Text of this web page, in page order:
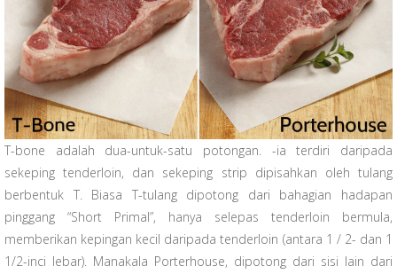
T-bone adalah dua-untuk-satu potongan. -ia terdiri daripada
sekeping tenderloin, dan sekeping strip dipisahkan oleh tulang
berbentuk T. Biasa T-tulang dipotong dari bahagian hadapan
pinggang “Short Primal”, hanya selepas tenderloin bermula,
memberikan kepingan kecil daripada tenderloin (antara 1 / 2- dan 1
1/2-inci lebar). Manakala Porterhouse, dipotong dari sisi lain dari